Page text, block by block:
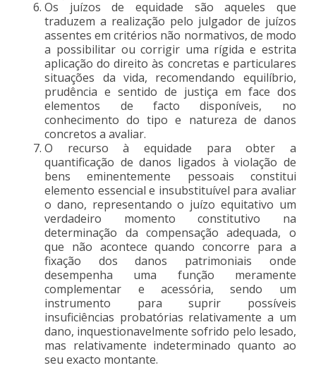
Os juízos de equidade são aqueles que
traduzem a realização pelo julgador de juízos
assentes em critérios não normativos, de modo
a possibilitar ou corrigir uma rígida e estrita
aplicação do direito às concretas e particulares
situações da vida, recomendando equilíbrio,
prudência e sentido de justiça em face dos
elementos de facto disponíveis, no
conhecimento do tipo e natureza de danos
concretos a avaliar.
O recurso à equidade para obter a
quantificação de danos ligados à violação de
bens eminentemente pessoais constitui
elemento essencial e insubstituível para avaliar
o dano, representando o juízo equitativo um
verdadeiro momento constitutivo na
determinação da compensação adequada, o
que não acontece quando concorre para a
fixação dos danos patrimoniais onde
desempenha uma função meramente
complementar e acessória, sendo um
instrumento para suprir possíveis
insuficiências probatórias relativamente a um
dano, inquestionavelmente sofrido pelo lesado,
mas relativamente indeterminado quanto ao
seu exacto montante.